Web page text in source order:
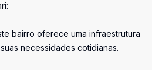
bairro oferece uma infraestrutura
necessidades cotidianas.